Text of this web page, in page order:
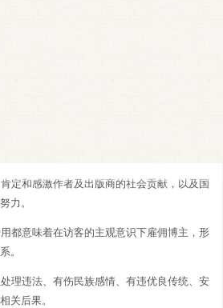
定和感激作者及出版商的社会贡献，以及国
力。
都意味着在访客的主观意识下雇佣博主，形
。
理违法、有伤民族感情、有违优良传统、安
关后果。